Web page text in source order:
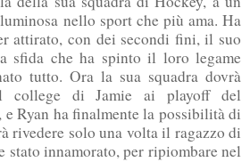
nello sport che più ama. Ha
attirato, con dei secondi fini, il suo
sfida che ha spinto il loro legame
tutto. Ora la sua squadra dovrà
college di Jamie ai playoff del
Ryan ha finalmente la possibilità di
rivedere solo una volta il ragazzo di
stato innamorato, per ripiombare nel